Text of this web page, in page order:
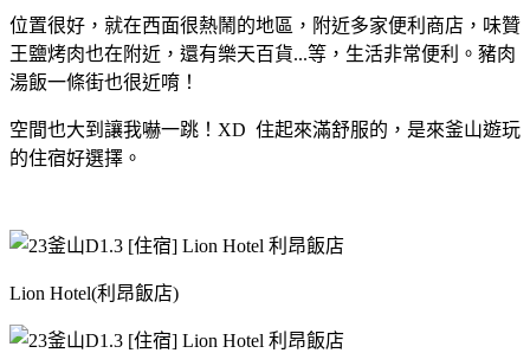
位置很好，就在西面很熱鬧的地區，附近多家便利商店，味贊
王鹽烤肉也在附近，還有樂天百貨...等，生活非常便利。豬肉
湯飯一條街也很近唷！
空間也大到讓我嚇一跳！XD 住起來滿舒服的，是來釜山遊玩
的住宿好選擇。
Lion Hotel(利昂飯店)